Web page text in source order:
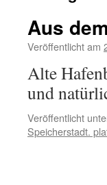
Aus
Veröffentlicht am
Alte
und
Veröffentlicht
Speicherstadt.